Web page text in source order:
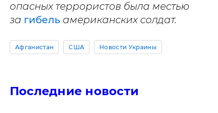
опасных террористов была местью
за гибель американских солдат.
Афганистан США Новости Украины
Последние новости